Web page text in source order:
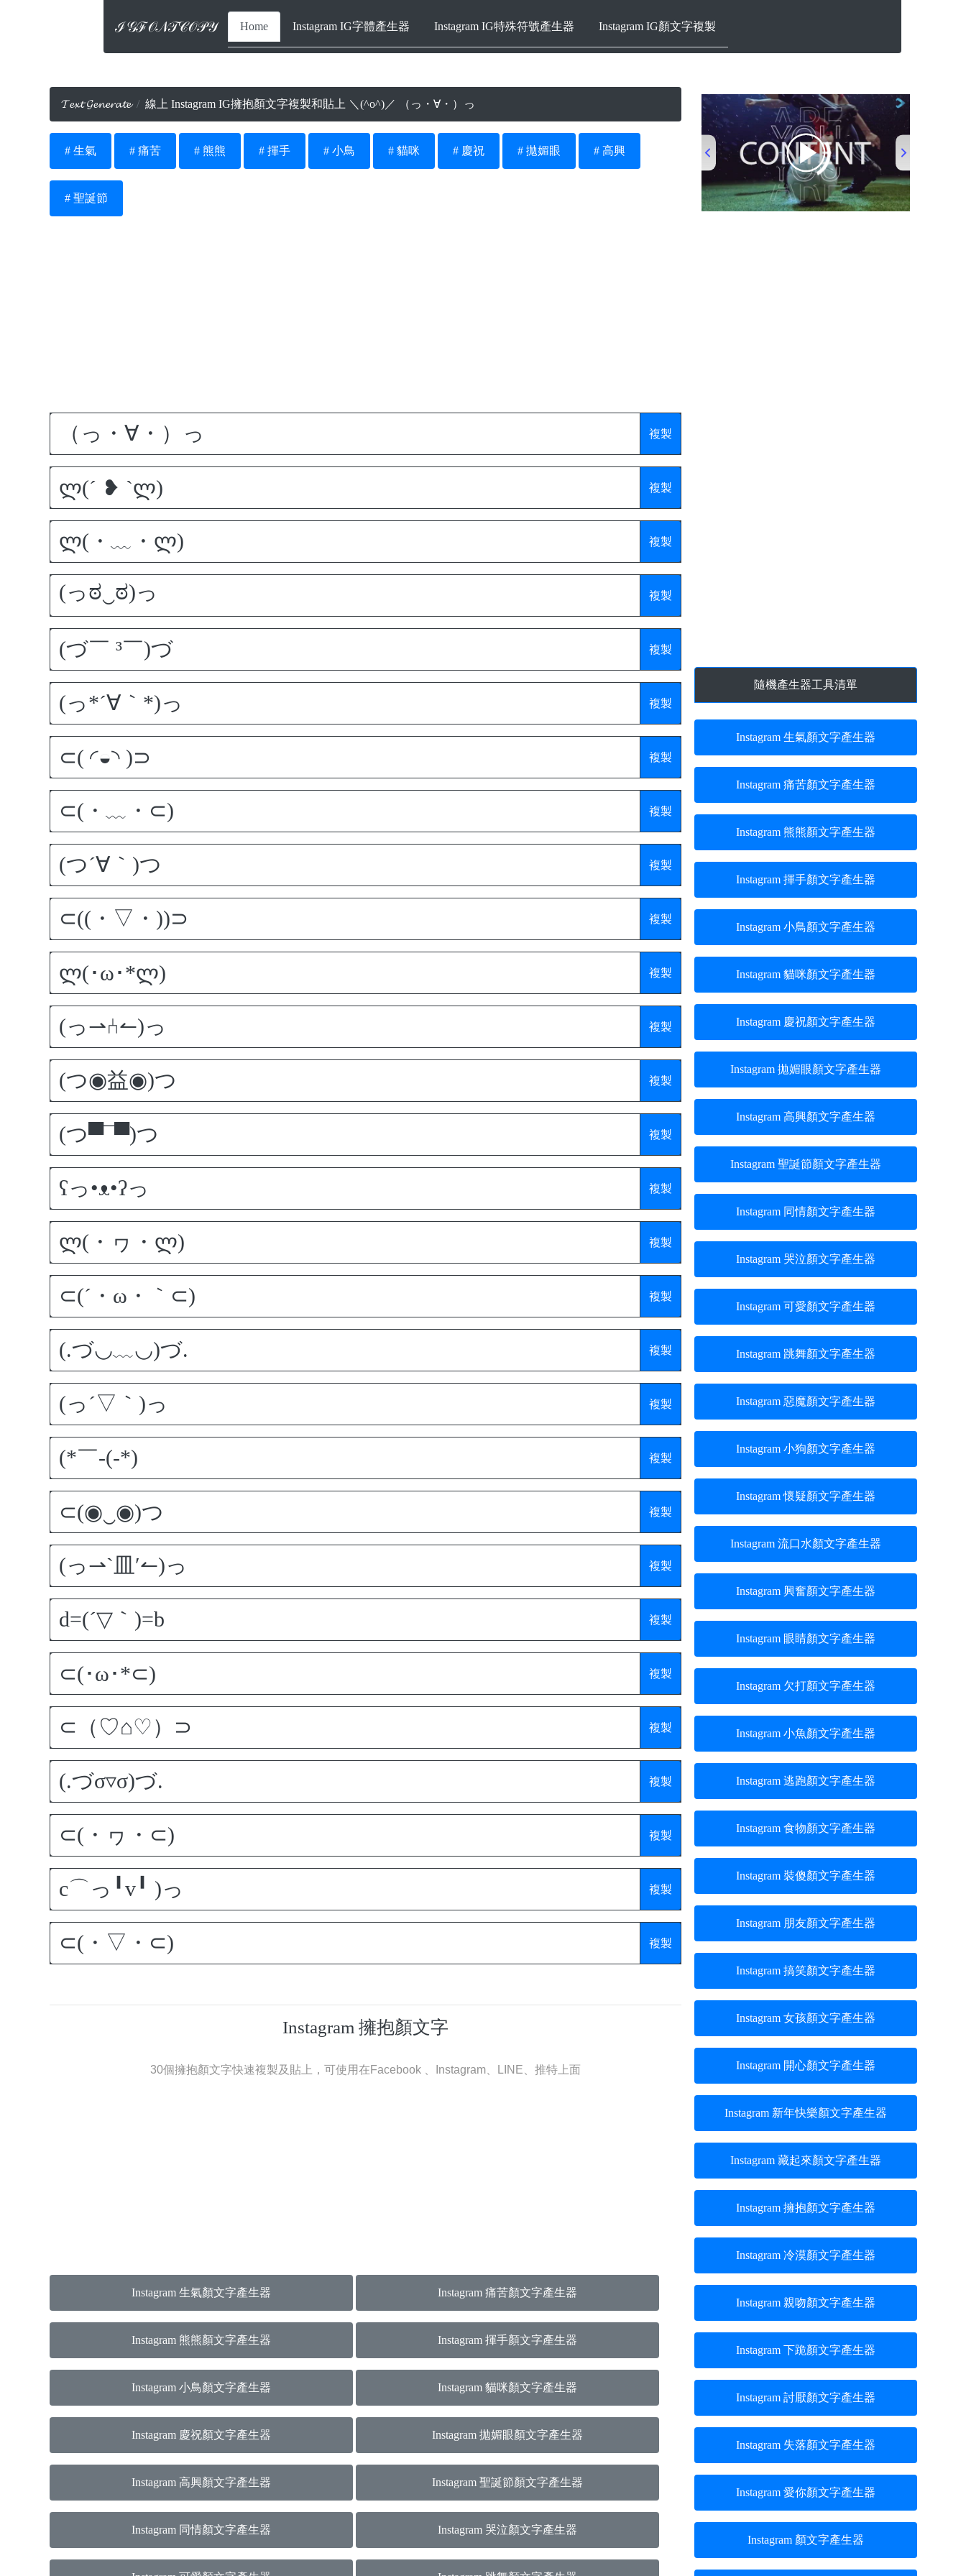
ℐ𝒢ℱ𝒪𝒩𝒯𝒞𝒪𝒫𝒴 Home Instagram IG字體產生器 Instagram IG特殊符號產生器 Instagram IG顏文字複製
𝓣𝓮𝔁𝓽 𝓖𝓮𝓷𝓮𝓻𝓪𝓽𝓮 線上 Instagram IG擁抱顏文字複製和貼上 ＼(^o^)／ （っ・∀・）っ
# 生氣 # 痛苦 # 熊熊 # 揮手 # 小鳥 # 貓咪 # 慶祝 # 拋媚眼 # 高興
# 聖誕節
複製
複製
複製
複製
複製
複製
複製
複製
複製
複製
複製
複製
複製
複製
複製
複製
複製
複製
複製
複製
複製
複製
複製
複製
複製
複製
複製
複製
複製
Instagram 擁抱顏文字
30個擁抱顏文字快速複製及貼上，可使用在Facebook 、Instagram、LINE、推特上面
Instagram 生氣顏文字產生器 Instagram 痛苦顏文字產生器
Instagram 熊熊顏文字產生器 Instagram 揮手顏文字產生器
Instagram 小鳥顏文字產生器 Instagram 貓咪顏文字產生器
Instagram 慶祝顏文字產生器 Instagram 拋媚眼顏文字產生器
Instagram 高興顏文字產生器 Instagram 聖誕節顏文字產生器
Instagram 同情顏文字產生器 Instagram 哭泣顏文字產生器
00:00/00:53
隨機產生器工具清單
Instagram 生氣顏文字產生器
Instagram 痛苦顏文字產生器
Instagram 熊熊顏文字產生器
Instagram 揮手顏文字產生器
Instagram 小鳥顏文字產生器
Instagram 貓咪顏文字產生器
Instagram 慶祝顏文字產生器
Instagram 拋媚眼顏文字產生器
Instagram 高興顏文字產生器
Instagram 聖誕節顏文字產生器
Instagram 同情顏文字產生器
Instagram 哭泣顏文字產生器
Instagram 可愛顏文字產生器
Instagram 跳舞顏文字產生器
Instagram 惡魔顏文字產生器
Instagram 小狗顏文字產生器
Instagram 懷疑顏文字產生器
Instagram 流口水顏文字產生器
Instagram 興奮顏文字產生器
Instagram 眼睛顏文字產生器
Instagram 欠打顏文字產生器
Instagram 小魚顏文字產生器
Instagram 逃跑顏文字產生器
Instagram 食物顏文字產生器
Instagram 裝傻顏文字產生器
Instagram 朋友顏文字產生器
Instagram 搞笑顏文字產生器
Instagram 女孩顏文字產生器
Instagram 開心顏文字產生器
Instagram 新年快樂顏文字產生器
Instagram 藏起來顏文字產生器
Instagram 擁抱顏文字產生器
Instagram 冷漠顏文字產生器
Instagram 親吻顏文字產生器
Instagram 下跪顏文字產生器
Instagram 討厭顏文字產生器
Instagram 失落顏文字產生器
Instagram 愛你顏文字產生器
Instagram 顏文字產生器